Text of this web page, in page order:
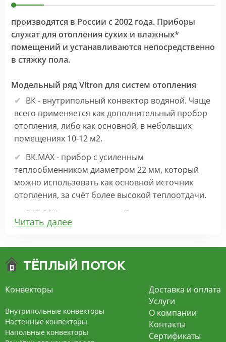
производятся в России с 2002 года. Приборы
служат для отопления сухих и влажных*
помещений и устанавливаются непосредственно
в стяжку пола.
Модельный ряд Vitron для систем отопления
ВК - внутрипольный конвектор водяной. Чаще
всего применяется как дополнительный пробор
отопления, либо как основной, в небольших
помещениях 10-12 м2.
ВК.МАХ - прибор с усиленным
теплообменником диаметром 22 мм, который
можно использовать как основной источник
отопления, за счёт более высокой теплоотдачи.
ВКВ 24V – внутрипольный конвектор
отопления с вентилятором на 24В подходит для
экономит электроэнергию и бесшумно работает.
конвекцией на 220В. За счет тангенциального
вентилятора создает принудительную
конвекцию, что позволяет обогревать
помещения большой площади.
Читать далее
Конвекторы
Внутрипольные конвекторы
Настенные конвекторы
Напольные конвекторы
Доставка и оплата
Услуги
О компании
Контакты
Сертификаты